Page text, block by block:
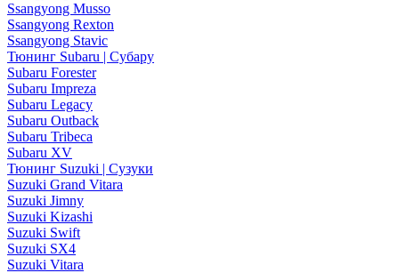
Ssangyong Musso
Ssangyong Rexton
Ssangyong Stavic
Тюнинг Subaru | Субару
Subaru Forester
Subaru Impreza
Subaru Legacy
Subaru Outback
Subaru Tribeca
Subaru XV
Тюнинг Suzuki | Сузуки
Suzuki Grand Vitara
Suzuki Jimny
Suzuki Kizashi
Suzuki Swift
Suzuki SX4
Suzuki Vitara